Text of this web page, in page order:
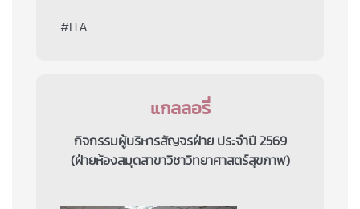
#ITA
แกลลอรี่
กิจกรรมผู้บริหารสัญจรฝ่าย ประจำปี 2569
(ฝ่ายห้องสมุดสาขาวิชาวิทยาศาสตร์สุขภาพ)